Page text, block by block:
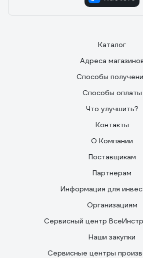
Каталог
Адреса
Способы
Способы оплаты
Что улучшить?
Контакты
О Компании
Поставщикам
Партнерам
Информация для
Организациям
Сервисный центр
Наши закупки
Сервисные центры